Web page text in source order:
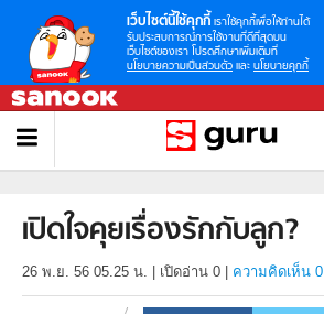
เว็บไซต์นี้ใช้คุกกี้ เราใช้คุกกี้เพื่อให้ท่านได้
รับประสบการณ์การใช้งานที่ดีที่สุดบน
เว็บไซต์ของเรา โปรดศึกษาเพิ่มเติมที่
นโยบายความเป็นส่วนตัว และ นโยบายคุกกี้
เปิดใจคุยเรื่องรักกับลูก?
26 พ.ย. 56 05.25 น. เปิดอ่าน 0 ความคิดเห็น 0